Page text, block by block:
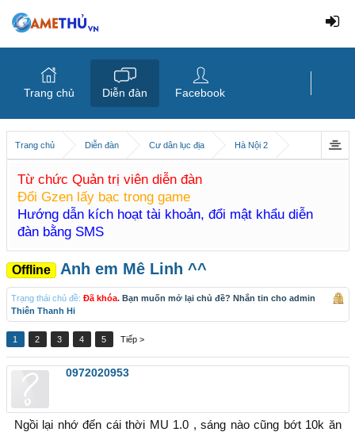
Trang chủ Diễn đàn Cư dân lục địa Hà Nội 2
Từ chức Quản trị viên diễn đàn
Đổi Gzen lấy bạc trong game
Hướng dẫn kích hoạt tài khoản, đổi mật khẩu diễn
đàn bằng SMS
Offline Anh em Mê Linh ^^
Trạng thái chủ đề: Đã khóa. Bạn muốn mở lại chủ đề? Nhắn tin cho admin
Thiên Thanh Hi
1 2 3 4 5 Tiếp >
0972020953
Ngồi lại nhớ đến cái thời MU 1.0 , sáng nào cũng bớt 10k ăn
Trang chủ Diễn đàn Facebook